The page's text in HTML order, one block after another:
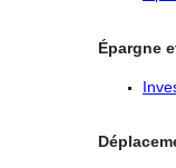
Épargne